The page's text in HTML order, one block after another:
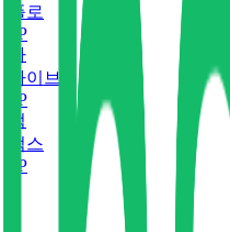
플로
P
바
바이브
P
벅
벅스
P